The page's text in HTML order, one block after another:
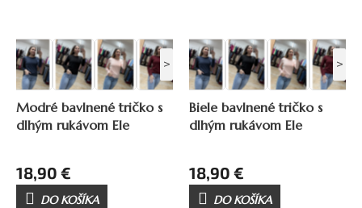
>
Modré bavlnené tričko s
dlhým rukávom Ele
18,90 €
DO KOŠÍKA
>
Biele bavlnené tričko s
dlhým rukávom Ele
18,90 €
DO KOŠÍKA